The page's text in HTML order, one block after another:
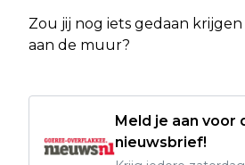
Zou jij nog iets gedaan
aan de muur?
Meld je aan voor
nieuwsbrief!